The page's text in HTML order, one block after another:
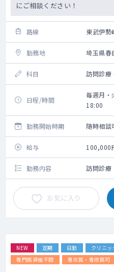
にご相談ください！
路線 東武伊勢
勤務地 埼玉県春
科目 訪問診療
日程/時間
毎週月・
18:00
勤務開始時期 随時相談
給与 100,000
勤務内容 訪問診療
お気に入り
NEW 定期 日勤 クリニッ
専門医資格不問
専攻医・専修医可